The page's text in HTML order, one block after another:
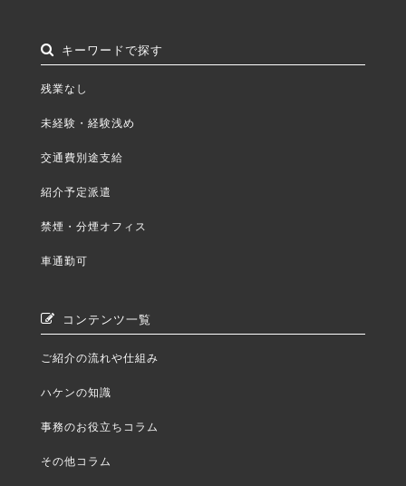
キーワードで探す
残業なし
未経験・経験浅め
交通費別途支給
紹介予定派遣
禁煙・分煙オフィス
車通勤可
コンテンツ一覧
ご紹介の流れや仕組み
ハケンの知識
事務のお役立ちコラム
その他コラム